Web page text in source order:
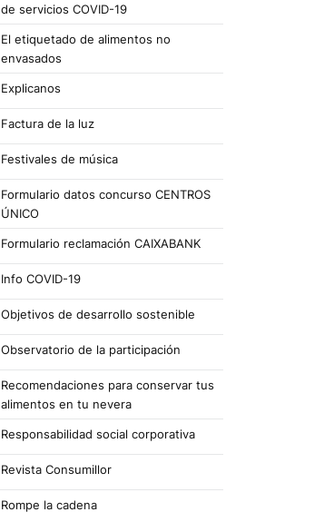
de servicios COVID-19
El etiquetado de alimentos no
envasados
Explicanos
Factura de la luz
Festivales de música
Formulario datos concurso CENTROS
ÚNICO
Formulario reclamación CAIXABANK
Info COVID-19
Objetivos de desarrollo sostenible
Observatorio de la participación
Recomendaciones para conservar tus
alimentos en tu nevera
Responsabilidad social corporativa
Revista Consumillor
Rompe la cadena